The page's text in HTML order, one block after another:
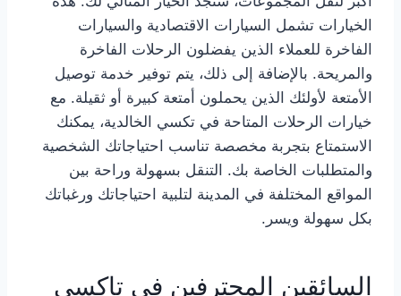
الخيارات تشمل السيارات الاقتصادية والسيارات
الفاخرة للعملاء الذين يفضلون الرحلات الفاخرة
والمريحة. بالإضافة إلى ذلك، يتم توفير خدمة توصيل
الأمتعة لأولئك الذين يحملون أمتعة كبيرة أو ثقيلة. مع
خيارات الرحلات المتاحة في تكسي الخالدية، يمكنك
الاستمتاع بتجربة مخصصة تناسب احتياجاتك الشخصية
والمتطلبات الخاصة بك. التنقل بسهولة وراحة بين
المواقع المختلفة في المدينة لتلبية احتياجاتك ورغباتك
بكل سهولة ويسر.
السائقين المحترفين في تاكسي